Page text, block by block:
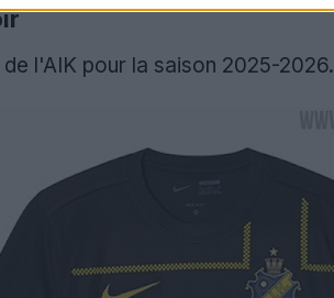
de l'AIK pour la saison 2025-2026.